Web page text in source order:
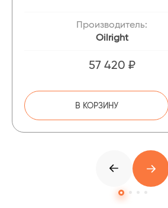
Производитель:
Oilright
57 420 ₽
В КОРЗИНУ